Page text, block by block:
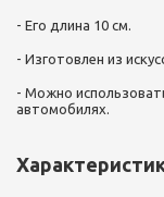
- Его длина 10 см.
- Изготовлен из
- Можно
автомобилях.